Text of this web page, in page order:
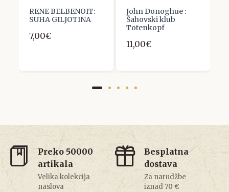
RENE BELBENOIT:
SUHA GILJOTINA
7,00€
John Donoghue :
Šahovski klub
Totenkopf
11,00€
Preko 50000
artikala
Velika kolekcija
naslova
Besplatna
dostava
Za narudžbe
iznad 70 €